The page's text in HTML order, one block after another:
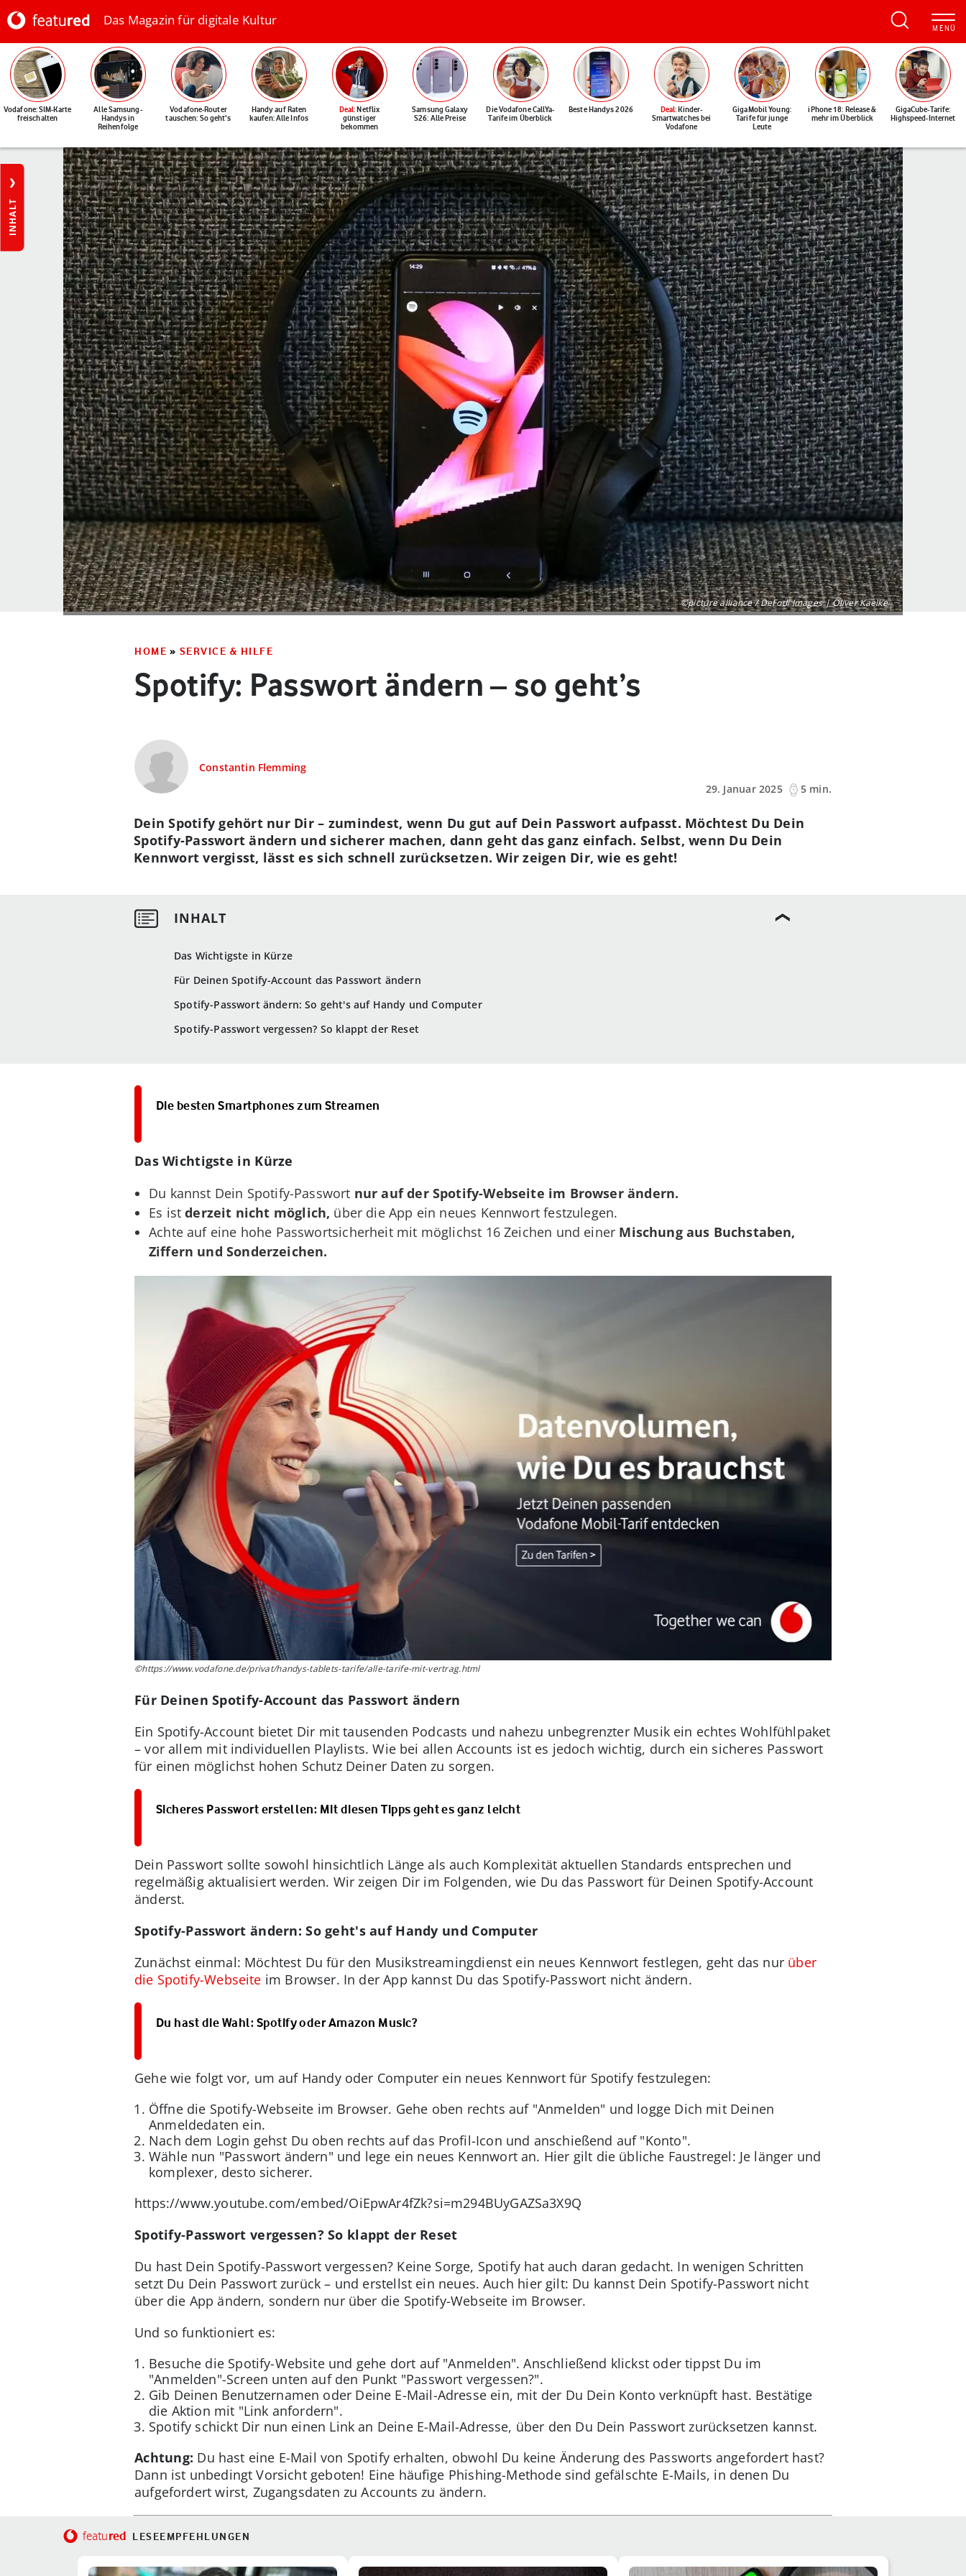
Das Magazin für digitale Kultur
Vodafone: SIM-Karte
freischalten
Alle Samsung-
Handys in
Reihenfolge
Vodafone-Router
tauschen: So geht's
Handy auf Raten
kaufen: Alle Infos
Deal: Netflix
günstiger
bekommen
Samsung Galaxy
S26: Alle Preise
Die Vodafone CallYa-
Tarife im Überblick
Beste Handys 2026 Deal: Kinder-
Smartwatches bei
Vodafone
GigaMobil Young:
Tarife für junge
Leute
iPhone 18: Release &
mehr im Überblick
GigaCube-Tarife:
Highspeed-Internet
INHALT
©picture alliance / DeFodi Images | Oliver Kaelke
HOME » SERVICE & HILFE
Spotify: Passwort ändern – so geht’s
Constantin Flemming
29. Januar 2025
5 min.
Das Wichtigste in Kürze
Für Deinen Spotify-Account das Passwort ändern
Spotify-Passwort ändern: So geht's auf Handy und Computer
Spotify-Passwort vergessen? So klappt der Reset
Dein Spotify gehört nur Dir – zumindest, wenn Du gut auf Dein Passwort aufpasst. Möchtest Du Dein
Spotify-Passwort ändern und sicherer machen, dann geht das ganz einfach. Selbst, wenn Du Dein
Kennwort vergisst, lässt es sich schnell zurücksetzen. Wir zeigen Dir, wie es geht!
Die besten Smartphones zum Streamen
Das Wichtigste in Kürze
Du kannst Dein Spotify-Passwort nur auf der Spotify-Webseite im Browser ändern.
Es istderzeit nicht möglich, über die App ein neues Kennwort festzulegen.
Achte auf eine hohe Passwortsicherheit mit möglichst 16 Zeichen und einer Mischung aus Buchstaben,
Ziffern und Sonderzeichen.
©https://www.vodafone.de/privat/handys-tablets-tarife/alle-tarife-mit-vertrag.html
Für Deinen Spotify-Account das Passwort ändern
Ein Spotify-Account bietet Dir mit tausenden Podcasts und nahezu unbegrenzter Musik ein echtes Wohlfühlpaket
– vor allem mit individuellen Playlists. Wie bei allen Accounts ist es jedoch wichtig, durch ein sicheres Passwort
für einen möglichst hohen Schutz Deiner Daten zu sorgen.
Sicheres Passwort erstellen: Mit diesen Tipps geht es ganz leicht
Dein Passwort sollte sowohl hinsichtlich Länge als auch Komplexität aktuellen Standards entsprechen und
regelmäßig aktualisiert werden. Wir zeigen Dir im Folgenden, wie Du das Passwort für Deinen Spotify-Account
änderst.
Spotify-Passwort ändern: So geht's auf Handy und Computer
Zunächst einmal: Möchtest Du für den Musikstreamingdienst ein neues Kennwort festlegen, geht das nur über
die Spotify-Webseite im Browser. In der App kannst Du das Spotify-Passwort nicht ändern.
Du hast die Wahl: Spotify oder Amazon Music?
Gehe wie folgt vor, um auf Handy oder Computer ein neues Kennwort für Spotify festzulegen:
Öffne die Spotify-Webseite im Browser. Gehe oben rechts auf "Anmelden" und logge Dich mit Deinen
Anmeldedaten ein.
Nach dem Login gehst Du oben rechts auf das Profil-Icon und anschießend auf "Konto".
Wähle nun "Passwort ändern" und lege ein neues Kennwort an. Hier gilt die übliche Faustregel: Je länger und
komplexer, desto sicherer.
https://www.youtube.com/embed/OiEpwAr4fZk?si=m294BUyGAZSa3X9Q
Spotify-Passwort vergessen? So klappt der Reset
Du hast Dein Spotify-Passwort vergessen? Keine Sorge, Spotify hat auch daran gedacht. In wenigen Schritten
setzt Du Dein Passwort zurück – und erstellst ein neues. Auch hier gilt: Du kannst Dein Spotify-Passwort nicht
über die App ändern, sondern nur über die Spotify-Webseite im Browser.
Und so funktioniert es:
Besuche die Spotify-Website und gehe dort auf "Anmelden". Anschließend klickst oder tippst Du im
"Anmelden"-Screen unten auf den Punkt "Passwort vergessen?".
Gib Deinen Benutzernamen oder Deine E-Mail-Adresse ein, mit der Du Dein Konto verknüpft hast. Bestätige
die Aktion mit "Link anfordern".
Spotify schickt Dir nun einen Link an Deine E-Mail-Adresse, über den Du Dein Passwort zurücksetzen kannst.
Achtung: Du hast eine E-Mail von Spotify erhalten, obwohl Du keine Änderung des Passworts angefordert hast?
Dann ist unbedingt Vorsicht geboten! Eine häufige Phishing-Methode sind gefälschte E-Mails, in denen Du
aufgefordert wirst, Zugangsdaten zu Accounts zu ändern.
featured LESEEMPFEHLUNGEN